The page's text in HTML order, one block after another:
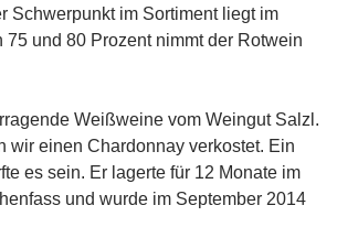
Schwerpunkt im Sortiment liegt im
75 und 80 Prozent nimmt der Rotwein
Weißweine vom Weingut Salzl.
wir einen Chardonnay verkostet. Ein
es sein. Er lagerte für 12 Monate im
und wurde im September 2014